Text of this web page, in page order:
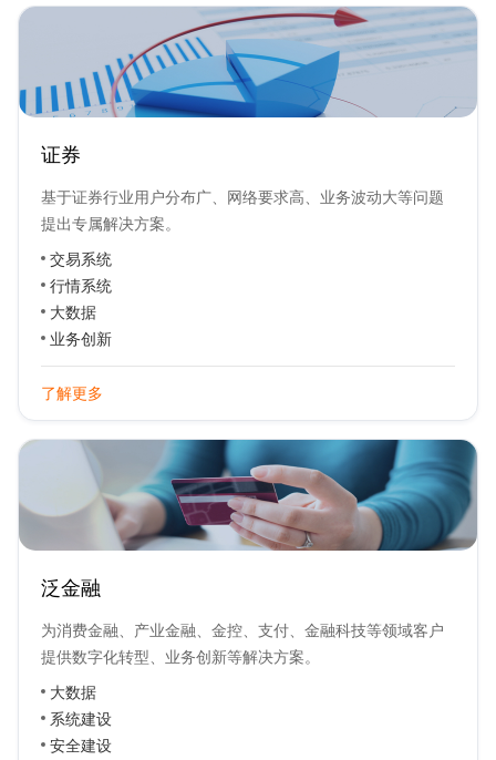
证券
基于证券行业用户分布广、网络要求高、业务波动大等问题
提出专属解决方案。
交易系统
行情系统
大数据
业务创新
了解更多
泛金融
为消费金融、产业金融、金控、支付、金融科技等领域客户
提供数字化转型、业务创新等解决方案。
大数据
系统建设
安全建设